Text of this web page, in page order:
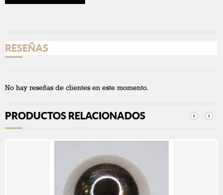
RESEÑAS
No hay reseñas de clientes en este momento.
PRODUCTOS RELACIONADOS ‹ ›